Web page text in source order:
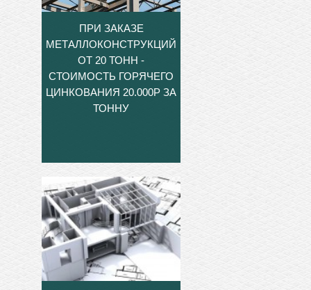
ПРИ ЗАКАЗЕ
МЕТАЛЛОКОНСТРУКЦИЙ
ОТ 20 ТОНН -
СТОИМОСТЬ ГОРЯЧЕГО
ЦИНКОВАНИЯ 20.000Р ЗА
ТОННУ